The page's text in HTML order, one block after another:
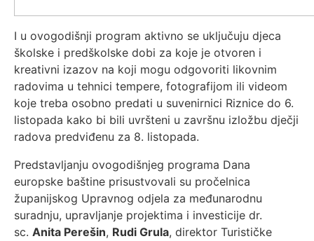
I u ovogodišnji program aktivno se uključuju djeca
školske i predškolske dobi za koje je otvoren i
kreativni izazov na koji mogu odgovoriti likovnim
radovima u tehnici tempere, fotografijom ili videom
koje treba osobno predati u suvenirnici Riznice do 6.
listopada kako bi bili uvršteni u završnu izložbu dječji
radova predviđenu za 8. listopada.
Predstavljanju ovogodišnjeg programa Dana
europske baštine prisustvovali su pročelnica
županijskog Upravnog odjela za međunarodnu
suradnju, upravljanje projektima i investicije dr.
sc. Anita Perešin, Rudi Grula, direktor Turističke